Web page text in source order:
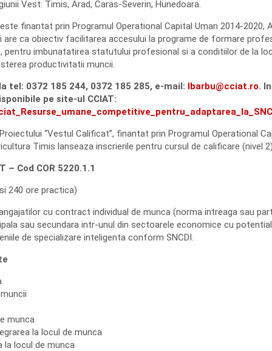
Vest: Timis, Arad, Caras-Severin, Hunedoara.
finantat prin Programul Operational Capital Uman 2014-2020,
are ca obiectiv facilitarea accesului la programe de formare
pentru imbunatatirea statutului profesional si a conditiilor de la
productivitatii muncii.
tel: 0372 185 244, 0372 185 285, e-mail: lbarbu@cciat.ro.
pe site-ul CCIAT:
“Vestul Calificat”, finantat prin Programul Operational
Timis lanseaza inscrierile pentru cursul de calificare (nivel
– Cod COR 5220.1.1
240 ore practica)
cu contract individual de munca (norma intreaga sau
sau secundara intr-unul din sectoarele economice cu
de specializare inteligenta conform SNCDI.
munca
la locul de munca
la locul de munca